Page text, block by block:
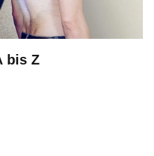
bis Z